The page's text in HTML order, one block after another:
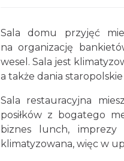
Sala domu przyjęć
na organizację
wesel. Sala jest
a także dania
Sala restauracyjna
posiłków z bogatego
biznes lunch, imprezy
klimatyzowana, więc w